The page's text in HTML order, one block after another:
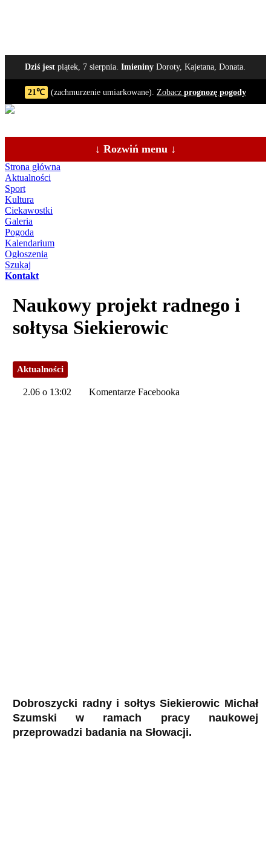
Dziś jest piątek, 7 sierpnia.Imieniny Doroty, Kajetana, Donata.
21℃ (zachmurzenie umiarkowane). Zobacz prognozę pogody
↓ Rozwiń menu ↓
Strona główna
Aktualności
Sport
Kultura
Ciekawostki
Galeria
Pogoda
Kalendarium
Ogłoszenia
Szukaj
Kontakt
Naukowy projekt radnego i
sołtysa Siekierowic
Aktualności
2.06 o 13:02 Komentarze Facebooka
Dobroszycki radny i sołtys Siekierowic Michał
Szumski w ramach pracy naukowej
przeprowadzi badania na Słowacji.